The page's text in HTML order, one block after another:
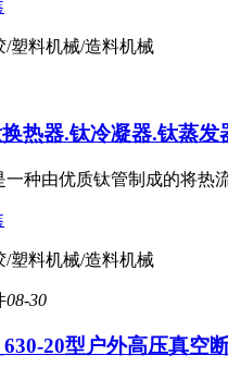
/塑料机械/造料机械
热器.钛冷凝器.钛蒸发
一种由优质钛管制成的将热
/塑料机械/造料机械
08-30
20型户外高压真空